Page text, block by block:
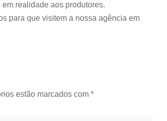
realidade aos produtores.
para que visitem a nossa agência em
estão marcados com *